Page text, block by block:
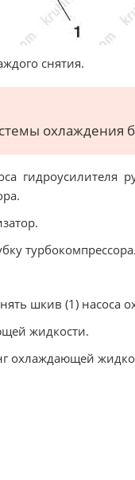
снятия.
гидроусилителя
турбокомпрессора.
шкив (1) насоса
жидкости.
охлаждающей